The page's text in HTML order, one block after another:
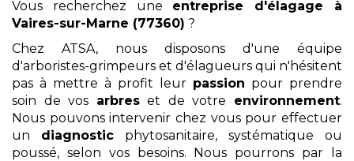
Vous recherchez une entreprise d'élagage
à
Vaires-sur-Marne (77360) ?
Chez ATSA, nous disposons d'une équipe
d'arboristes-grimpeurs et d'élagueurs qui n'hésitent
pas à mettre à profit leur passion pour prendre
soin de vos arbreset de votre environnement.
Nous pouvons intervenir chez vous pour effectuer
un diagnostic phytosanitaire, systématique ou
poussé, selon vos besoins. Nous pourrons par la